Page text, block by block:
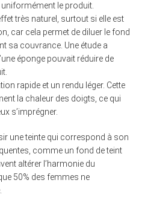
le produit.
très naturel, surtout si elle est
car cela permet de diluer le fond
sa couvrance. Une étude a
éponge pouvait réduire de
rapide et un rendu léger. Cette
la chaleur des doigts, ce qui
s’imprégner.
une teinte qui correspond à son
comme un fond de teint
altérer l’harmonie du
50% des femmes ne